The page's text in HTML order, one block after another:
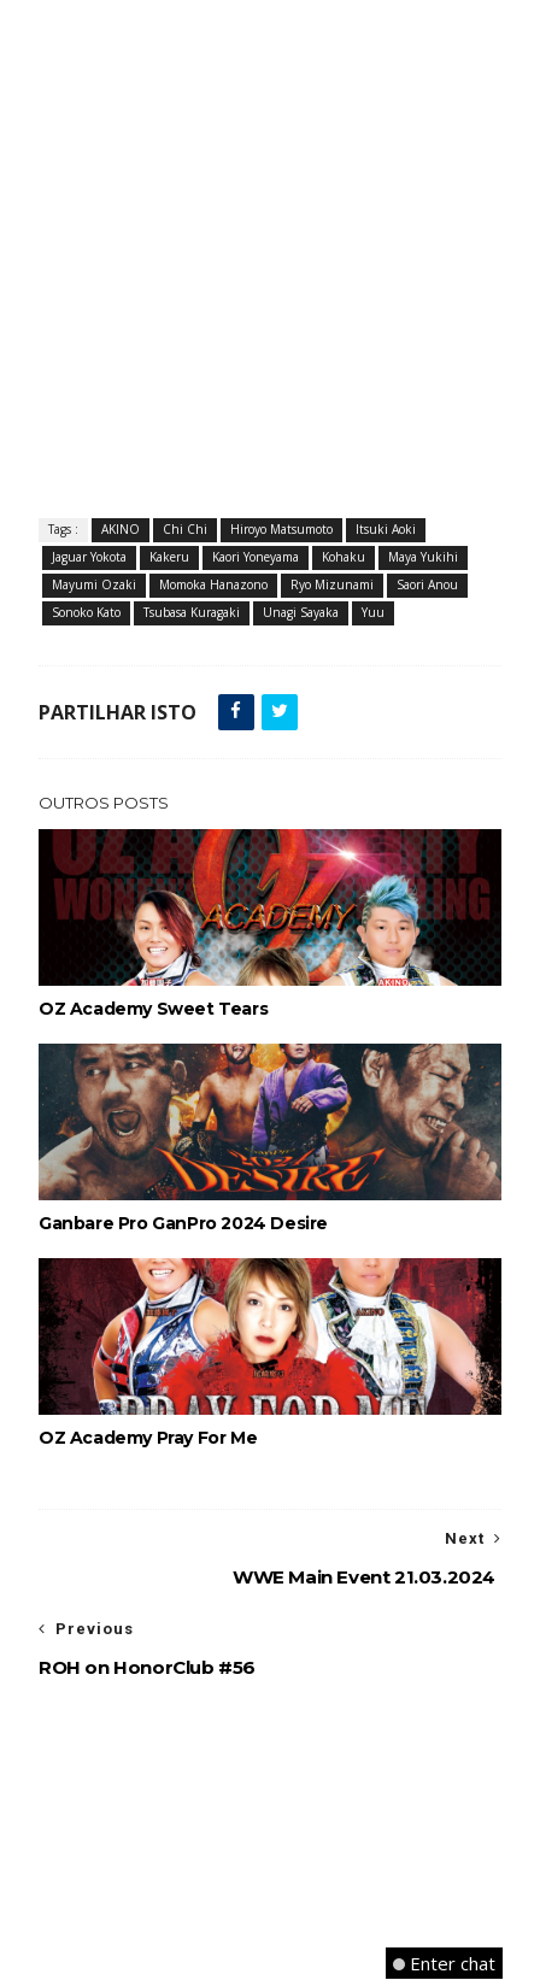
Tags : AKINO Chi Chi Hiroyo Matsumoto
Itsuki Aoki
Jaguar Yokota
Kakeru Kaori Yoneyama Kohaku
Maya Yukihi
Mayumi Ozaki
Momoka Hanazono Ryo Mizunami
Saori Anou
Sonoko Kato
Tsubasa Kuragaki Unagi Sayaka Yuu
PARTILHAR ISTO
OUTROS POSTS
OZ Academy Sweet Tears
Ganbare Pro GanPro 2024 Desire
OZ Academy Pray For Me
Next
WWE Main Event 21.03.2024
Previous
ROH on HonorClub #56
Enter chat